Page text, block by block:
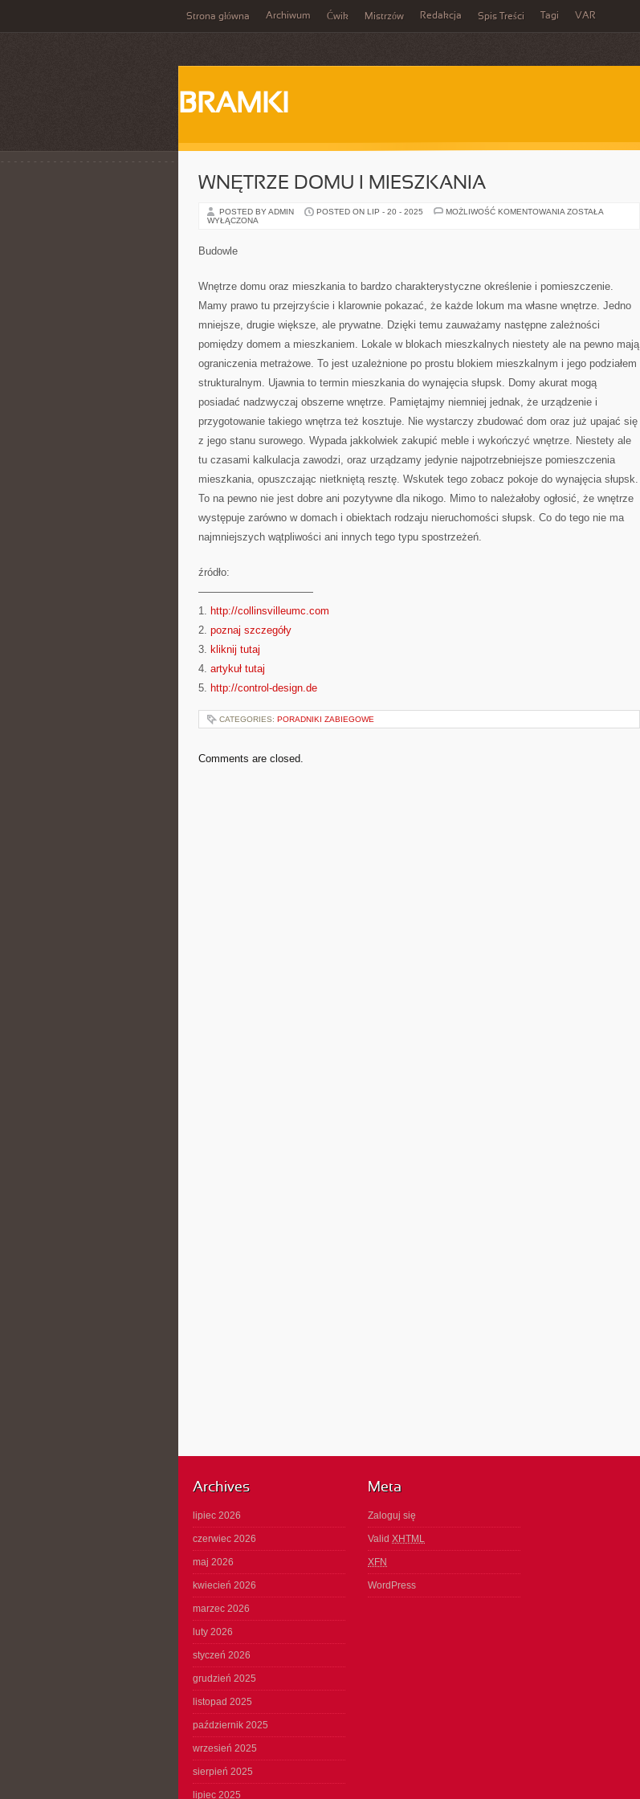
Strona główna Archiwum Ćwik Mistrzów Redakcja Spis Treści Tagi VAR
BRAMKI
WNĘTRZE DOMU I MIESZKANIA
POSTED BY ADMIN POSTED ON LIP - 20 - 2025 MOŻLIWOŚĆ KOMENTOWANIA WNĘTRZE
ZOSTAŁA
WYŁĄCZONA
Budowle
Wnętrze domu oraz mieszkania to bardzo charakterystyczne określenie i pomieszczenie.
Mamy prawo tu przejrzyście i klarownie pokazać, że każde lokum ma własne wnętrze. Jedno
mniejsze, drugie większe, ale prywatne. Dzięki temu zauważamy następne zależności
pomiędzy domem a mieszkaniem. Lokale w blokach mieszkalnych niestety ale na pewno mają
ograniczenia metrażowe. To jest uzależnione po prostu blokiem mieszkalnym i jego podziałem
strukturalnym. Ujawnia to termin mieszkania do wynajęcia słupsk. Domy akurat mogą
posiadać nadzwyczaj obszerne wnętrze. Pamiętajmy niemniej jednak, że urządzenie i
przygotowanie takiego wnętrza też kosztuje. Nie wystarczy zbudować dom oraz już upajać się
z jego stanu surowego. Wypada jakkolwiek zakupić meble i wykończyć wnętrze. Niestety ale
tu czasami kalkulacja zawodzi, oraz urządzamy jedynie najpotrzebniejsze pomieszczenia
mieszkania, opuszczając nietkniętą resztę. Wskutek tego zobacz pokoje do wynajęcia słupsk.
To na pewno nie jest dobre ani pozytywne dla nikogo. Mimo to należałoby ogłosić, że wnętrze
występuje zarówno w domach i obiektach rodzaju nieruchomości słupsk. Co do tego nie ma
najmniejszych wątpliwości ani innych tego typu spostrzeżeń.
źródło:
———————————
1. http://collinsvilleumc.com
2. poznaj szczegóły
3. kliknij tutaj
4. artykuł tutaj
5. http://control-design.de
CATEGORIES: PORADNIKI ZABIEGOWE
Comments are closed.
Archives
lipiec 2026
czerwiec 2026
maj 2026
kwiecień 2026
marzec 2026
luty 2026
styczeń 2026
grudzień 2025
listopad 2025
październik 2025
wrzesień 2025
sierpień 2025
lipiec 2025
Meta
Zaloguj się
Valid XHTML
XFN
WordPress